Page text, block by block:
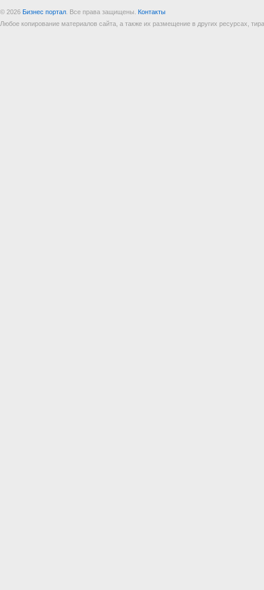
© 2026 Бизнес портал . Все права защищены. Контакты
Любое копирование материалов сайта, а также их размещение в других ресурсах,